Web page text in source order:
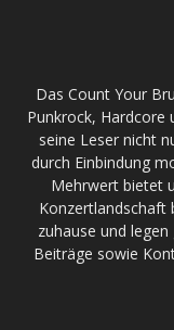
Das Count Your
Punkrock, Hardcore
seine Leser nicht
durch Einbindung
Mehrwert bietet
Konzertlandschaft
zuhause und
Beiträge sowie